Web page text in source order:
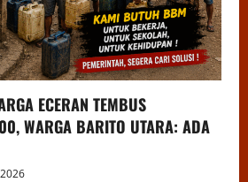
ECERAN TEMBUS
WARGA BARITO UTARA: ADA